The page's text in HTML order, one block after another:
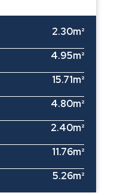
2.30m²
4.95m²
15.71m²
4.80m²
2.40m²
11.76m²
5.26m²